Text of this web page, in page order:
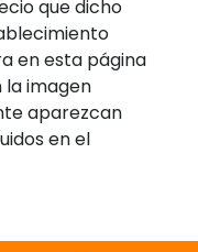
que dicho
en esta página
la imagen
aparezcan
en el